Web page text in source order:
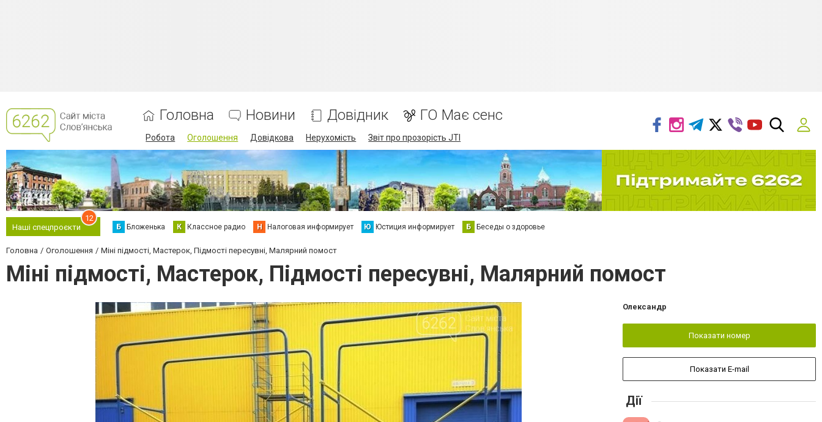
Головна Новини Довідник ГО Має сенс
Робота Оголошення Довідкова Нерухомість Звіт про прозорість JTI
Наші спецпроєкти
12
Б Бложенька К Классное радио Н Налоговая информирует Ю Юстиция информирует Б Беседы о здоровье
Головна Оголошення Міні підмості, Мастерок, Підмості пересувні, Малярний помост
Міні підмості, Мастерок, Підмості пересувні, Малярний помост
Олександр
Показати номер
Показати E-mail
Дії